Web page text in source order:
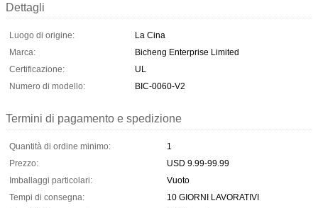
Dettagli
Luogo di origine:
La Cina
Marca:
Bicheng Enterprise Limited
Certificazione:
UL
Numero di modello:
BIC-0060-V2
Termini di pagamento e spedizione
Quantità di ordine minimo:
1
Prezzo:
USD 9.99-99.99
Imballaggi particolari:
Vuoto
Tempi di consegna:
10 GIORNI LAVORATIVI